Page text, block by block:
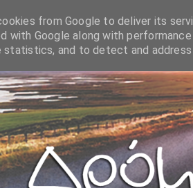
from Google to deliver its
with Google along with
statistics, and to detect and address